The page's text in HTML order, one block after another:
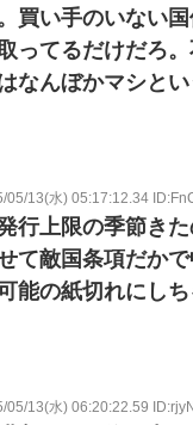
買い手のいない
ってるだけだろ
なんぼかマシと
05/13(水) 05:17:12.34
行上限の季節きた
て敵国条項だか
能の紙切れにし
05/13(水) 06:20:22.59